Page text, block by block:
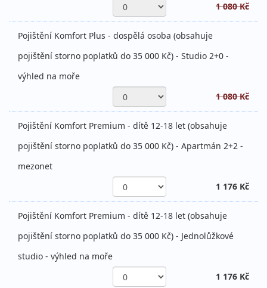
1 080 Kč
Pojištění Komfort Plus - dospělá osoba (obsahuje
pojištění storno poplatků do 35 000 Kč) - Studio 2+0 -
výhled na moře
1 080 Kč
Pojištění Komfort Premium - dítě 12-18 let (obsahuje
pojištění storno poplatků do 35 000 Kč) - Apartmán 2+2 -
mezonet
1 176 Kč
Pojištění Komfort Premium - dítě 12-18 let (obsahuje
pojištění storno poplatků do 35 000 Kč) - Jednolůžkové
studio - výhled na moře
1 176 Kč